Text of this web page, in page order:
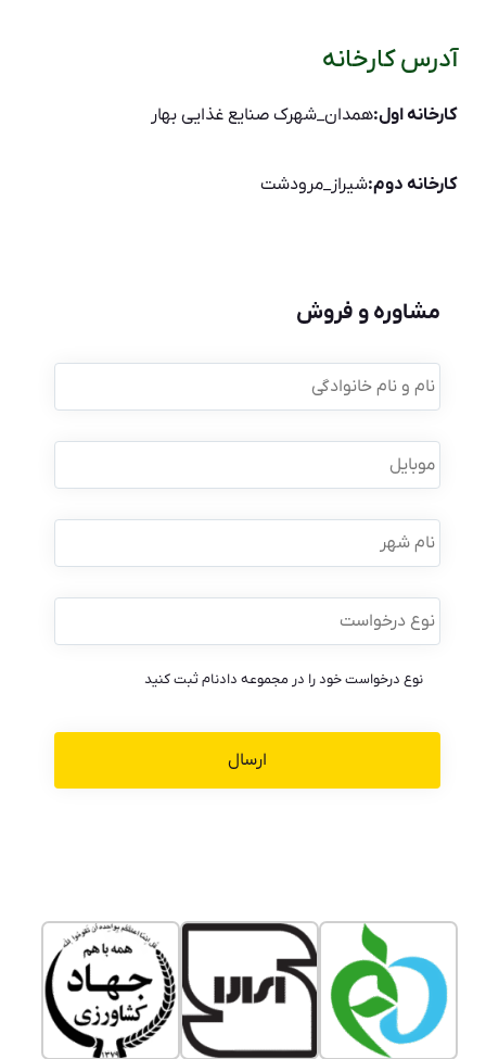
آدرس کارخانه
کارخانه اول:همدان_شهرک صنایع غذایی بهار
کارخانه دوم:شیراز_مرودشت
مشاوره و فروش
نام
و
نام
موبایل *
نام
شهر
نوع
درخواست *
نوع درخواست خود را در مجموعه دادنام ثبت کنید